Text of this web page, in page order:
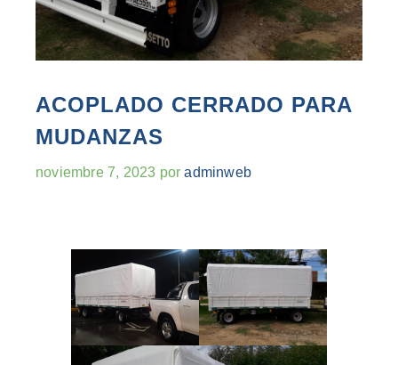
ACOPLADO CERRADO PARA
MUDANZAS
noviembre 7, 2023 poradminweb